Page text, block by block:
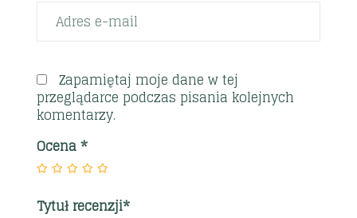
Zapamiętaj moje dane w tej
przeglądarce podczas pisania kolejnych
komentarzy.
Ocena*
Tytuł recenzji*